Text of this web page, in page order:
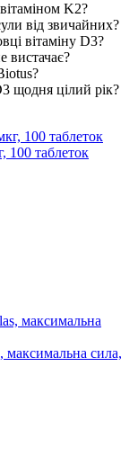
K2?
від звичайних?
вітаміну D3?
вистачає?
щодня цілий рік?
100 таблеток
максимальна сила,